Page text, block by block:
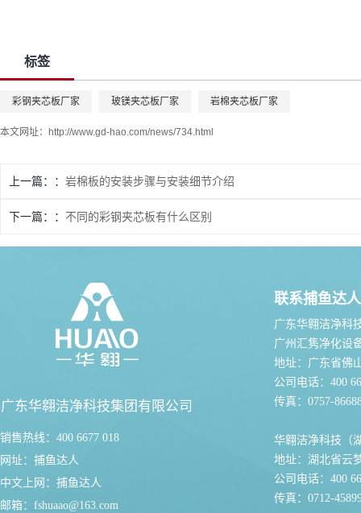
标签
彩钢夹芯板厂家 玻镁夹芯板厂家 岩棉夹芯板厂家
本文网址： http://www.gd-hao.com/news/734.html
上一篇： 岩棉板的安装步骤与安装细节介绍
下一篇： 不同的彩钢夹芯板有什么区别
广东华翱洁净科技集团有限公司
销售热线：400 6677 018
网址： 捕鱼达人
中文上网： 捕鱼达人
邮箱： fshuaao@163.com
联系捕鱼达人
广东华翱洁净科
广州汇隽净化设
地址：广东省佛
公司电话：400
传真：0757-
华翱洁净科技（
地址：湖北省云
公司电话：400
传真：0712-